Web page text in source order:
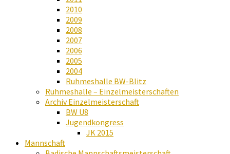
2010
2009
2008
2007
2006
2005
2004
Ruhmeshalle BW-Blitz
Ruhmeshalle – Einzelmeisterschaften
Archiv Einzelmeisterschaft
BW U8
Jugendkongress
JK 2015
Mannschaft